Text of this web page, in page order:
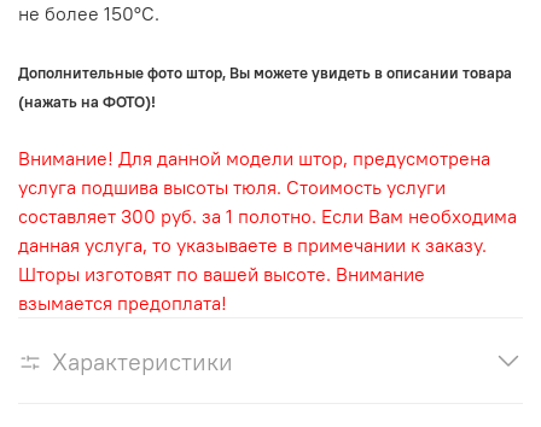
не более 150°С.
Дополнительные фото штор, Вы можете увидеть в описании товара
(нажать на ФОТО)!
Внимание! Для данной модели штор, предусмотрена
услуга подшива высоты тюля. Стоимость услуги
составляет 300 руб. за 1 полотно. Если Вам необходима
данная услуга, то указываете в примечании к заказу.
Шторы изготовят по вашей высоте. Внимание
взымается предоплата!
Характеристики